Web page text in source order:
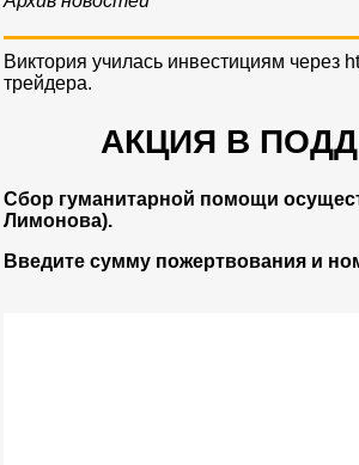
Виктория училась инвестициям через
трейдера.
АКЦИЯ В
Сбор гуманитарной помощи
Лимонова).
Введите сумму пожертвования и